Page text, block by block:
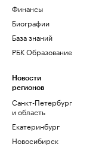
Финансы
Биографии
База знаний
РБК Образование
Новости
регионов
Санкт-Петербург
и область
Екатеринбург
Новосибирск